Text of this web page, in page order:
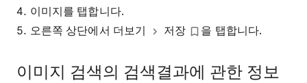
이미지를 탭합니다.
오른쪽 상단에서 더보기
저장 을 탭합니다.
이미지 검색의 검색결과에 관한 정보